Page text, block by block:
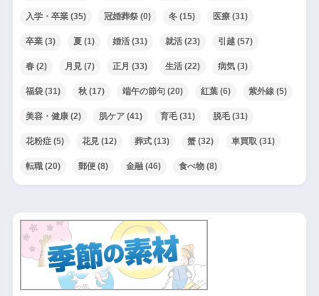
入学・卒業(35) 冠婚葬祭(0) 冬(15) 医療(31)
卒業(3) 夏 (1) 婚活(31) 就活(23) 引越(57)
春(2) 月見(7) 正月 (33) 生活(22) 病気(3)
福袋(31) 秋(17) 端午の節句(20) 紅葉(6) 紫外線(5)
美容・健康(2) 肌ケア(41) 育毛(31) 脱毛(31)
花粉症(5) 花見(12) 葬式(13) 蟹(32) 車買取 (31)
転職(20) 郵便(8) 金融(46) 食べ物(8)